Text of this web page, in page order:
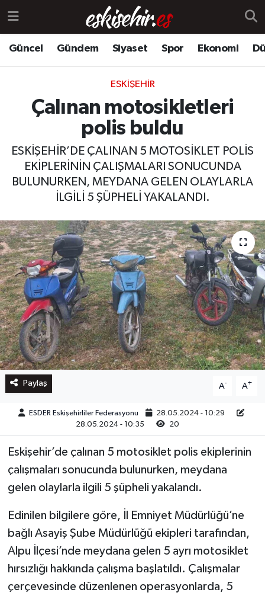
Güncel Gündem Siyaset Spor Ekonomi
ESKIŞEHIR
Çalınan motosikletleri
polis buldu
ESKİŞEHİR’DE ÇALINAN 5 MOTOSİKLET POLİS
EKİPLERİNİN ÇALIŞMALARI SONUCUNDA
BULUNURKEN, MEYDANA GELEN OLAYLARLA
İLGİLİ 5 ŞÜPHELİ YAKALANDI.
Paylaş A- A+
ESDER Eskişehirliler Federasyonu
28.05.2024 - 10:29
28.05.2024 - 10:35
20
Eskişehir’de çalınan 5 motosiklet polis ekiplerinin
çalışmaları sonucunda bulunurken, meydana
gelen olaylarla ilgili 5 şüpheli yakalandı.
Edinilen bilgilere göre, İl Emniyet Müdürlüğü’ne
bağlı Asayiş Şube Müdürlüğü ekipleri tarafından,
Alpu İlçesi’nde meydana gelen 5 ayrı motosiklet
hırsızlığı hakkında çalışma başlatıldı. Çalışmalar
çerçevesinde düzenlenen operasyonlarda, 5